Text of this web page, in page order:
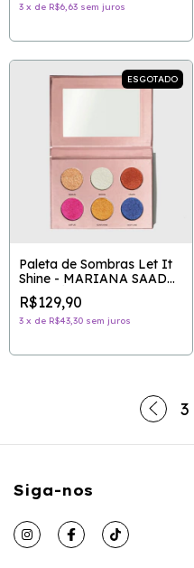
3 x de R$6,63 sem juros
ESGOTADO
Paleta de Sombras Let It
Shine - MARIANA SAAD
BY OCÉANE
R$129,90
3 x de R$43,30 sem juros
3
Siga-nos